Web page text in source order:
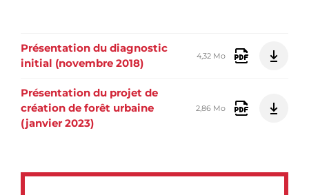
Présentation du diagnostic
initial (novembre 2018)
4,32 Mo
Présentation du projet de
création de forêt urbaine
(janvier 2023)
2,86 Mo